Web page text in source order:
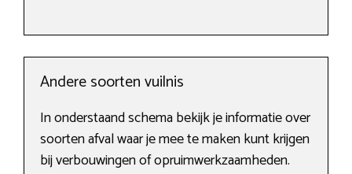
Andere soorten vuilnis
In onderstaand schema bekijk je informatie over
soorten afval waar je mee te maken kunt krijgen
bij verbouwingen of opruimwerkzaamheden.